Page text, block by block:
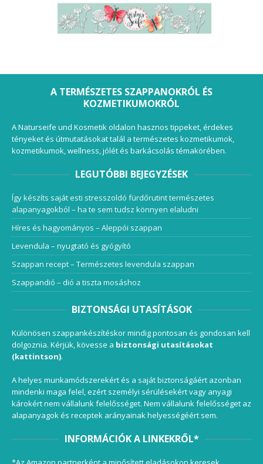
A TERMÉSZETES SZAPPANOKRÓL ÉS
KOZMETIKUMOKRÓL
A Naturseife und Kosmetik oldalon hasznos tippeket, érdekes
tényeket és útmutatásokat talál a természetes kozmetikumok,
kozmetikumok, wellness, jólét és barkácsolás témakörében.
LEGUTÓBBI BEJEGYZÉSEK
Így készíts saját esti stresszoldó fürdőrutint természetes
alapanyagokból – ha te sem tudsz könnyen elaludni
Híres és hagyományos – Aleppói szappan
Levendula – nyugtató és gyógyító
Szappan recept – Természetes levendula szappan
Szappandió – dió a tiszta mosáshoz
BIZTONSÁGI UTASÍTÁSOK
Különösen szappankészítéskor mindig pontosan és gondosan kell
dolgoznia. Kérjük, kövesse a biztonsági utasításokat
(kattintson).
A helyes munkamódszerekért és a saját biztonságáért azonban
mindenki maga felel, ezért személyi sérülésekért vagy anyagi
károkért nem vállalunk felelősséget. Nem vállalunk felelősséget az
alapanyagok és receptek arányainak helyességéért sem.
INFORMÁCIÓK A LINKEKRŐL*